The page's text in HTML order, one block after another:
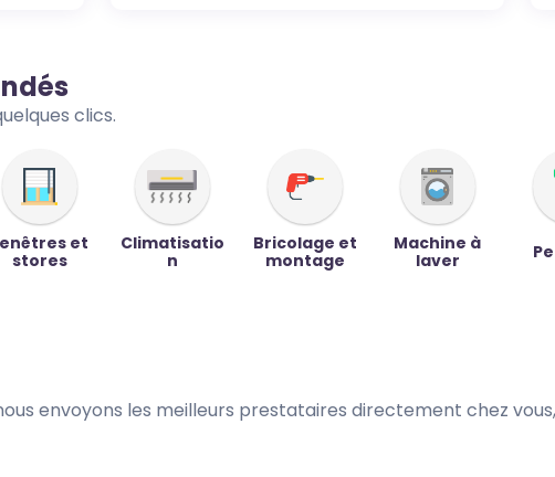
clics.
et
stores
Climatisatio
n
Bricolage et
montage
Machine à
laver
envoyons les meilleurs prestataires directement chez